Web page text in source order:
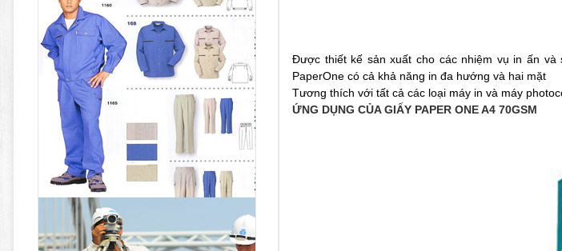
Được thiết kế sản xuất cho các nhiệm vụ in ấn
PaperOne có cả khả năng in đa hướng và hai mặt
Tương thích với tất cả các loại máy in và máy
ỨNG DỤNG CỦA GIẤY PAPER ONE A4 70GSM